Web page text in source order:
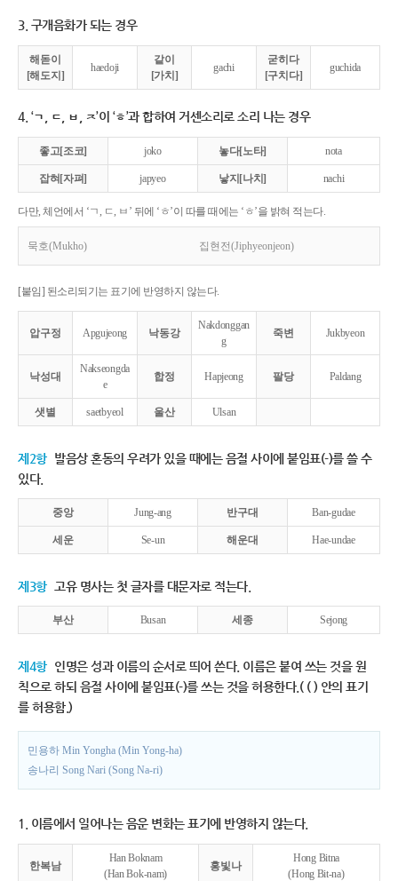
3. 구개음화가 되는 경우
해돋이
[해도지]
haedoji
같이
[가치]
gachi
굳히다
[구치다]
guchida
4. ‘ㄱ, ㄷ, ㅂ, ㅈ’이 ‘ㅎ’과 합하여 거센소리로 소리 나는 경우
좋고[조코] joko 놓다[노타] nota
잡혀[자펴] japyeo 낳지[나치] nachi
다만, 체언에서 ‘ㄱ, ㄷ, ㅂ’ 뒤에 ‘ㅎ’이 따를 때에는 ‘ㅎ’을 밝혀 적는다.
묵호(Mukho) 집현전(Jiphyeonjeon)
[붙임] 된소리되기는 표기에 반영하지 않는다.
압구정 Apgujeong 낙동강
Nakdonggan
g
죽변 Jukbyeon
낙성대
Nakseongda
e
합정 Hapjeong 팔당 Paldang
샛별 saetbyeol 울산 Ulsan
제2항 발음상 혼동의 우려가 있을 때에는 음절 사이에 붙임표(-)를 쓸 수
있다.
중앙 Jung-ang 반구대 Ban-gudae
세운 Se-un 해운대 Hae-undae
제3항 고유 명사는 첫 글자를 대문자로 적는다.
부산 Busan 세종 Sejong
제4항 인명은 성과 이름의 순서로 띄어 쓴다. 이름은 붙여 쓰는 것을 원
칙으로 하되 음절 사이에 붙임표(-)를 쓰는 것을 허용한다.( ( ) 안의 표기
를 허용함.)
민용하 Min Yongha (Min Yong-ha)
송나리 Song Nari (Song Na-ri)
1. 이름에서 일어나는 음운 변화는 표기에 반영하지 않는다.
한복남
Han Boknam
(Han Bok-nam)
홍빛나
Hong Bitna
(Hong Bit-na)